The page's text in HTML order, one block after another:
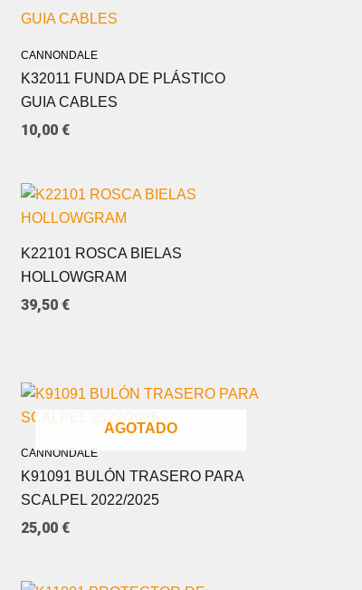
CANNONDALE
K32011 FUNDA DE PLÁSTICO
GUIA CABLES
10,00 €
K22101 ROSCA BIELAS
HOLLOWGRAM
39,50 €
AGOTADO
CANNONDALE
K91091 BULÓN TRASERO PARA
SCALPEL 2022/2025
25,00 €